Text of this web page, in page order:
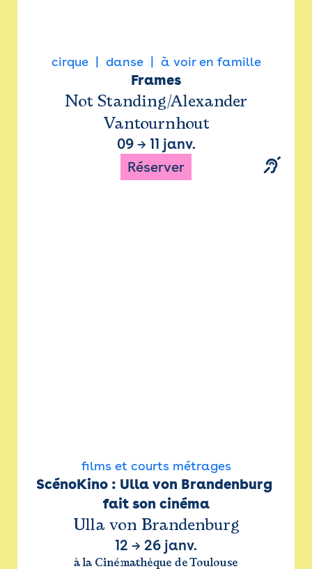
cirque danse à voir en famille
Frames
Not Standing/Alexander
Vantournhout
09→ 11 janv.
Réserver
films et courts métrages
ScénoKino : Ulla von Brandenburg
fait son cinéma
Ulla von Brandenburg
12 → 26 janv.
à la Cinémathèque de Toulouse